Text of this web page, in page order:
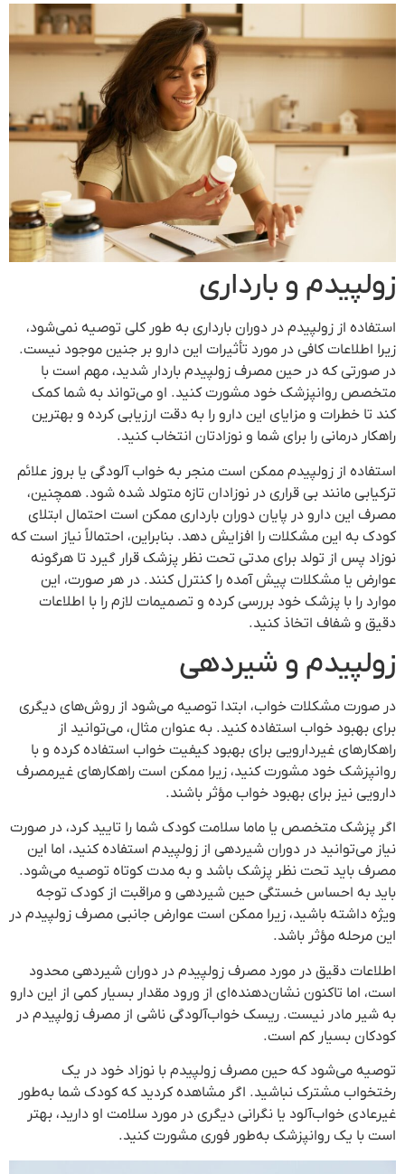
زولپیدم و بارداری
استفاده از زولپیدم در دوران بارداری به طور کلی توصیه نمی‌شود،
زیرا اطلاعات کافی در مورد تأثیرات این دارو بر جنین موجود نیست.
در صورتی که در حین مصرف زولپیدم باردار شدید، مهم است با
متخصص روانپزشک خود مشورت کنید. او می‌تواند به شما کمک
کند تا خطرات و مزایای این دارو را به دقت ارزیابی کرده و بهترین
راهکار درمانی را برای شما و نوزادتان انتخاب کنید.
استفاده از زولپیدم ممکن است منجر به خواب آلودگی یا بروز علائم
ترکیابی مانند بی قراری در نوزادان تازه متولد شده شود. همچنین،
مصرف این دارو در پایان دوران بارداری ممکن است احتمال ابتلای
کودک به این مشکلات را افزایش دهد. بنابراین، احتمالاً نیاز است که
نوزاد پس از تولد برای مدتی تحت نظر پزشک قرار گیرد تا هرگونه
عوارض یا مشکلات پیش آمده را کنترل کنند. در هر صورت، این
موارد را با پزشک خود بررسی کرده و تصمیمات لازم را با اطلاعات
دقیق و شفاف اتخاذ کنید.
زولپیدم و شیردهی
در صورت مشکلات خواب، ابتدا توصیه می‌شود از روش‌های دیگری
برای بهبود خواب استفاده کنید. به عنوان مثال، می‌توانید از
راهکارهای غیردارویی برای بهبود کیفیت خواب استفاده کرده و با
روانپزشک خود مشورت کنید، زیرا ممکن است راهکارهای غیرمصرف
دارویی نیز برای بهبود خواب مؤثر باشند.
اگر پزشک متخصص یا ماما سلامت کودک شما را تایید کرد، در صورت
نیاز می‌توانید در دوران شیردهی از زولپیدم استفاده کنید، اما این
مصرف باید تحت نظر پزشک باشد و به مدت کوتاه توصیه می‌شود.
باید به احساس خستگی حین شیردهی و مراقبت از کودک توجه
ویژه داشته باشید، زیرا ممکن است عوارض جانبی مصرف زولپیدم در
این مرحله مؤثر باشد.
اطلاعات دقیق در مورد مصرف زولپیدم در دوران شیردهی محدود
است، اما تاکنون نشان‌دهنده‌ای از ورود مقدار بسیار کمی از این دارو
به شیر مادر نیست. ریسک خواب‌آلودگی ناشی از مصرف زولپیدم در
کودکان بسیار کم است.
توصیه می‌شود که حین مصرف زولپیدم با نوزاد خود در یک
رختخواب مشترک نباشید. اگر مشاهده کردید که کودک شما به‌طور
غیرعادی خواب‌آلود یا نگرانی دیگری در مورد سلامت او دارید، بهتر
است با یک روانپزشک به‌طور فوری مشورت کنید.